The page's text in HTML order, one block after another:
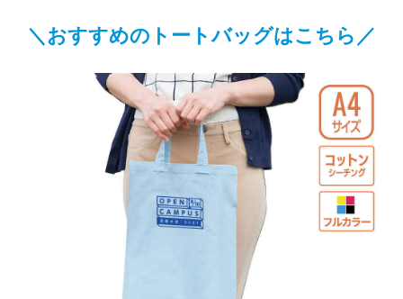
＼おすすめのトートバッグはこちら／